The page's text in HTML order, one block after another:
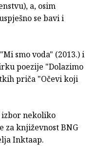
a, osim
se bavi i
smo voda" (2013.) i
poezije "Dolazimo
priča "Očevi koji
izbor nekoliko
za književnost BNG
Inktaap.